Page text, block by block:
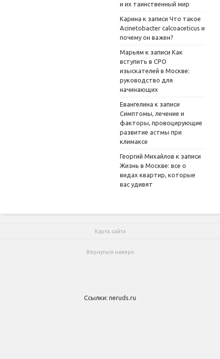
и их таинственный мир
Карина к записи Что такое
Acinetobacter calcoaceticus и
почему он важен?
Марьям к записи Как
вступить в СРО
изыскателей в Москве:
руководство для
начинающих
Евангелина к записи
Симптомы, лечение и
факторы, провоцирующие
развитие астмы при
климаксе
Георгий Михайлов к записи
Жизнь в Москве: все о
видах квартир, которые
вас удивят
Карта сайта
Вернуться наверх
Ссылки: neruds.ru